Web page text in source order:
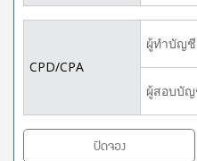
CPD/CPA
ผู้ทำบัญชี
ผู้สอบบั
ปิดจอง